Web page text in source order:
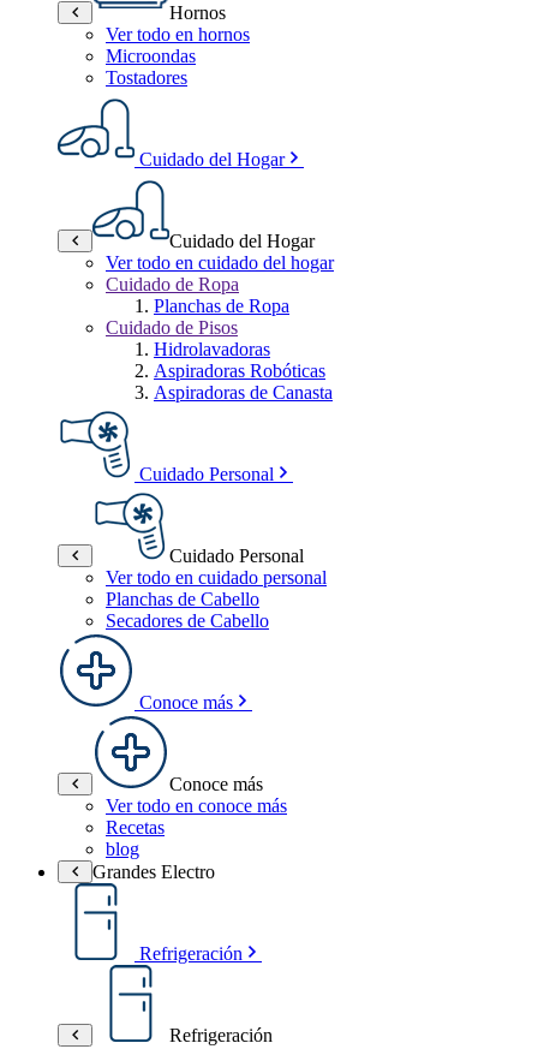
Hornos
Ver todo en hornos
Microondas
Tostadores
Cuidado del Hogar
Cuidado del Hogar
Ver todo en cuidado del hogar
Cuidado de Ropa
Planchas de Ropa
Cuidado de Pisos
Hidrolavadoras
Aspiradoras Robóticas
Aspiradoras de Canasta
Cuidado Personal
Cuidado Personal
Ver todo en cuidado personal
Planchas de Cabello
Secadores de Cabello
Conoce más
Conoce más
Ver todo en conoce más
Recetas
blog
Grandes Electro
Refrigeración
Refrigeración